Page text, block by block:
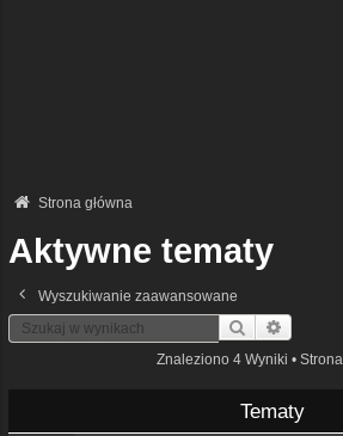
Strona główna
Aktywne tematy
Wyszukiwanie zaawansowane
Szukaj
Znaleziono 4 Wyniki • Strona
Tematy